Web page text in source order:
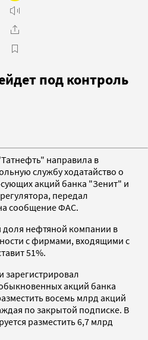
под контроль
направила в
службу ходатайство о
акций банка "Зенит" и
передал
сообщение ФАС.
доля нефтяной компании в
с фирмами, входящими с
51%.
зарегистрировал
акций банка
восемь млрд акций
по закрытой подписке. В
разместить 6,7 млрд